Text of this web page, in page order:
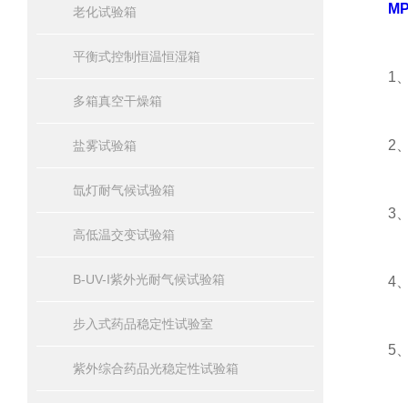
老化试验箱
平衡式控制恒温恒湿箱
多箱真空干燥箱
盐雾试验箱
氙灯耐气候试验箱
高低温交变试验箱
B-UV-I紫外光耐气候试验箱
步入式药品稳定性试验室
紫外综合药品光稳定性试验箱
1、
2、
3、
4、
5、